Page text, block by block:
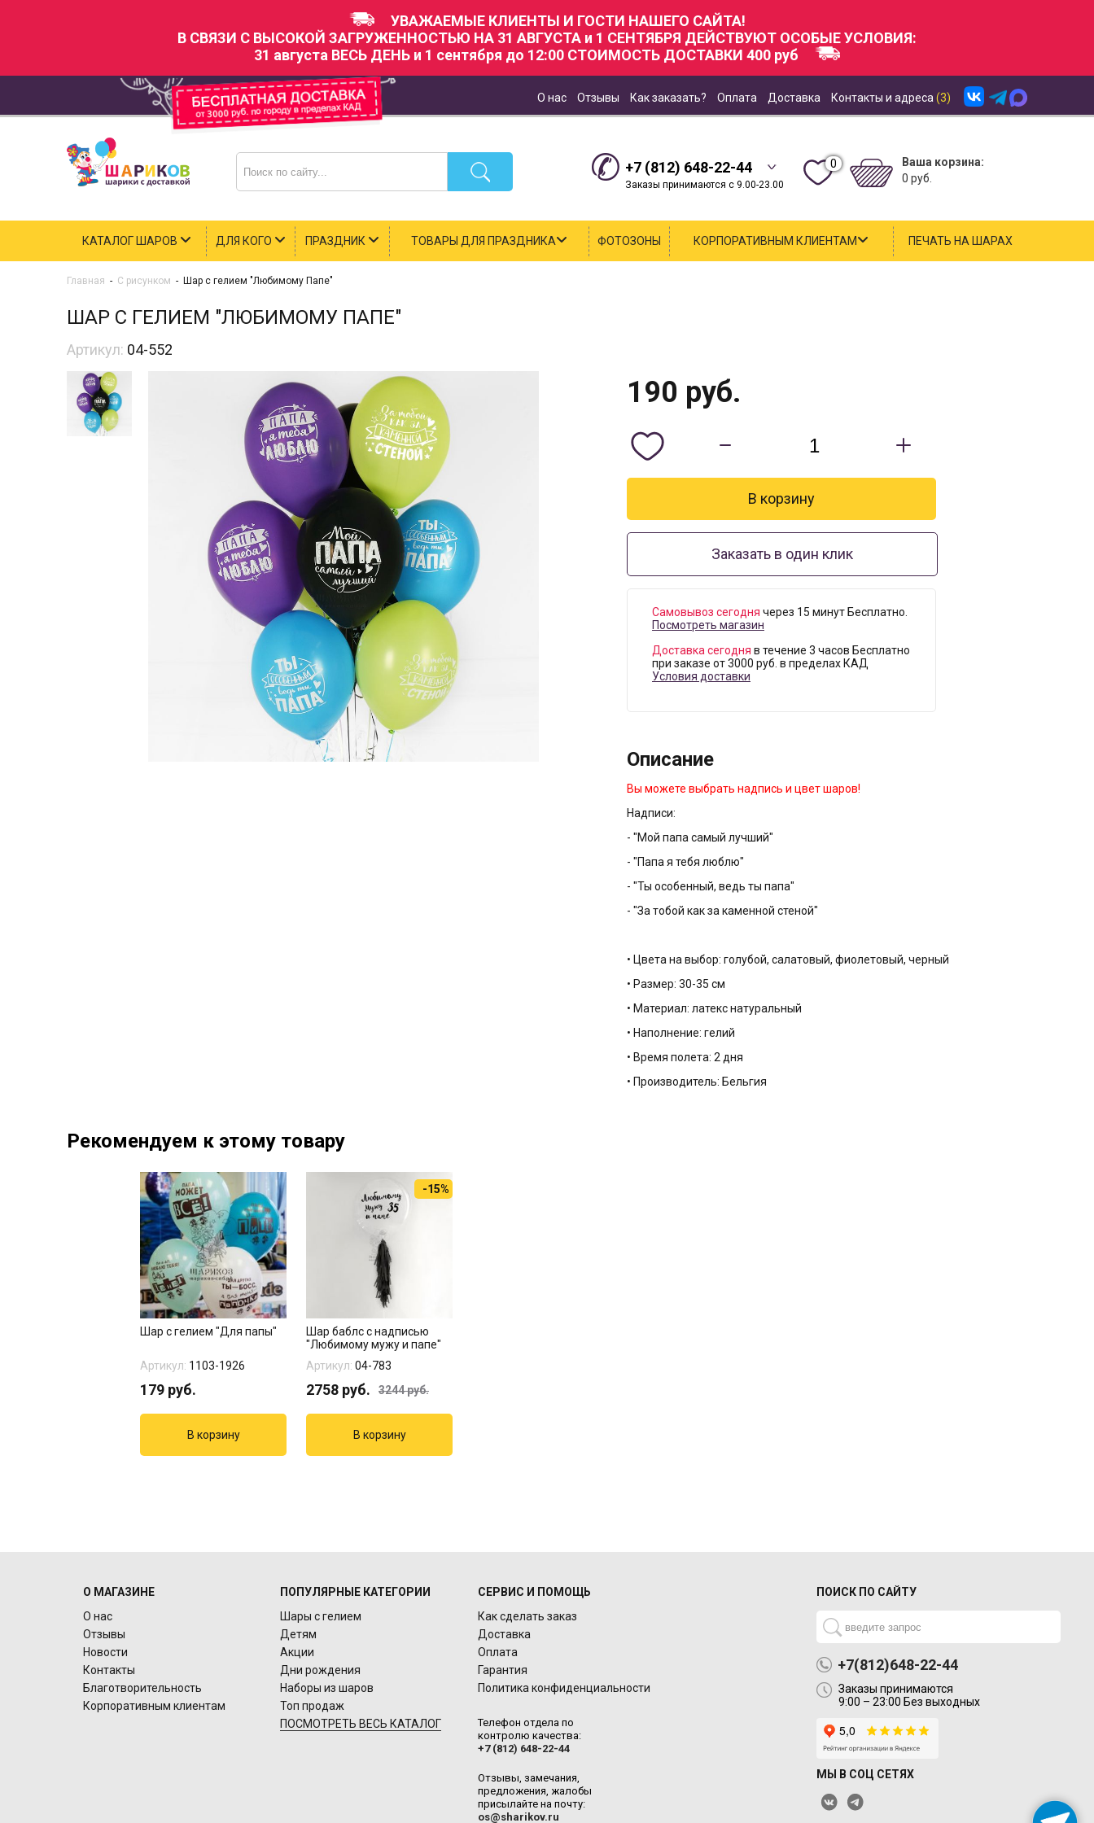
УВАЖАЕМЫЕ КЛИЕНТЫ И ГОСТИ НАШЕГО САЙТА!
В СВЯЗИ С ВЫСОКОЙ ЗАГРУЖЕННОСТЬЮ НА 31 АВГУСТА и 1 СЕНТЯБРЯ ДЕЙСТВУЮТ ОСОБЫЕ УСЛОВИЯ:
31 августа ВЕСЬ ДЕНЬ и 1 сентября до 12:00 СТОИМОСТЬ ДОСТАВКИ 400 руб
О нас Отзывы Как заказать? Оплата Доставка Контакты и адреса (3)
+7 (812) 648-22-44
Заказы принимаются с 9.00-23.00
0
Ваша корзина:
0 руб.
КАТАЛОГ ШАРОВ ДЛЯ КОГО ПРАЗДНИК ТОВАРЫ ДЛЯ ПРАЗДНИКА ФОТОЗОНЫ КОРПОРАТИВНЫМ КЛИЕНТАМ ПЕЧАТЬ НА ШАРАХ
Главная - С рисунком - Шар с гелием "Любимому Папе"
ШАР С ГЕЛИЕМ "ЛЮБИМОМУ ПАПЕ"
Артикул: 04-552
190 руб.
Заказать в один клик
Самовывоз сегодня через 15 минут Бесплатно.
Посмотреть магазин
Доставка сегодня в течение 3 часов Бесплатно
при заказе от 3000 руб. в пределах КАД
Условия доставки
Описание
Вы можете выбрать надпись и цвет шаров!
Надписи:
- "Мой папа самый лучший"
- "Папа я тебя люблю"
- "Ты особенный, ведь ты папа"
- "За тобой как за каменной стеной"
• Цвета на выбор: голубой, салатовый, фиолетовый, черный
• Размер: 30-35 см
• Материал: латекс натуральный
• Наполнение: гелий
• Время полета: 2 дня
• Производитель: Бельгия
Рекомендуем к этому товару
Шар с гелием "Для папы"
Артикул: 1103-1926
179 руб.
-15%
Шар баблс с надписью
"Любимому мужу и папе"
Артикул: 04-783
2758 руб. 3244руб.
О МАГАЗИНЕ
О нас
Отзывы
Новости
Контакты
Благотворительность
Корпоративным клиентам
ПОПУЛЯРНЫЕ КАТЕГОРИИ
Шары с гелием
Детям
Акции
Дни рождения
Наборы из шаров
Топ продаж
ПОСМОТРЕТЬ ВЕСЬ КАТАЛОГ
СЕРВИС И ПОМОЩЬ
Как сделать заказ
Доставка
Оплата
Гарантия
Политика конфиденциальности
Телефон отдела по
контролю качества:
+7 (812) 648-22-44
Отзывы, замечания,
предложения, жалобы
присылайте на почту:
os@sharikov.ru
ПОИСК ПО САЙТУ
+7(812)648-22-44
Заказы принимаются
9:00 – 23:00 Без выходных
МЫ В СОЦ СЕТЯХ